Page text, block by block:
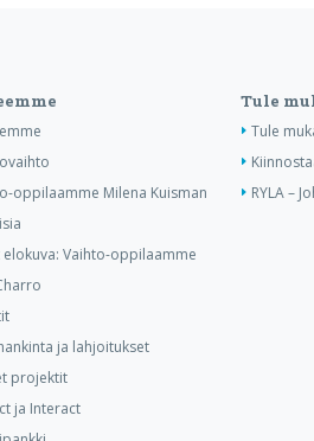
oppilaamme Milena Kuisman
elokuva: Vaihto-oppilaamme
ja lahjoitukset
projektit
ja Interact
Tule
Tule
RYLA –